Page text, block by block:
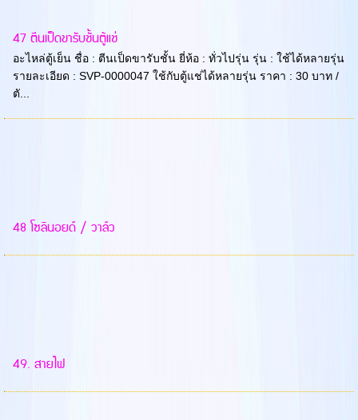
47 ตีนเป็ดขารับชั้นตู้แช่
อะไหล่ตู้เย็น ชื่อ : ตีนเป็ดขารับชั้น ยี่ห้อ : ทั่วไปรุ่น รุ่น : ใช้ได้หลายรุ่น
รายละเอียด : SVP-0000047 ใช้กับตู้แช่ได้หลายรุ่น ราคา : 30 บาท /
ตั...
48 โซลินอยด์ / วาล์ว
49. สายไฟ